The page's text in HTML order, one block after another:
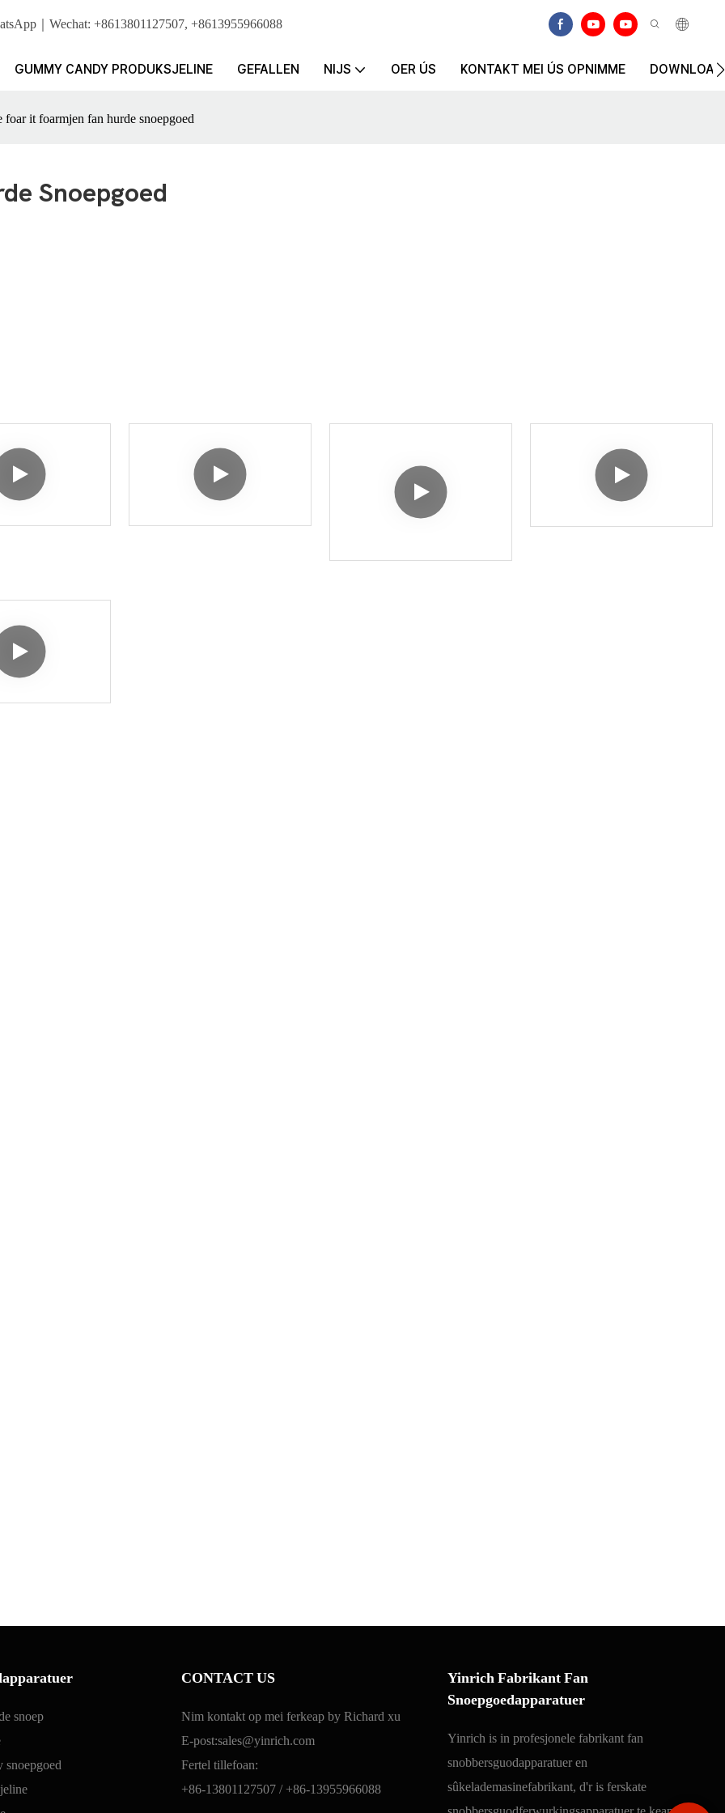
｜Wechat: +8613801127507, +8613955966088
GUMMY CANDY PRODUKSJELINE GEFALLEN NIJS OER ÚS KONTAKT MEI ÚS OPNIMME DOWNLOAD
foar it foarmjen fan hurde snoepgoed
Snoepgoed
snoep
snoepgoed
CONTACT US
Nim kontakt op mei ferkeap by Richard xu
E-post:sales@yinrich.com
Fertel tillefoan:
+86-13801127507 / +86-13955966088
Yinrich Fabrikant Fan
Snoepgoedapparatuer
Yinrich is in profesjonele fabrikant fan
snobbersguodapparatuer en
sûkelademasinefabrikant, d'r is ferskate